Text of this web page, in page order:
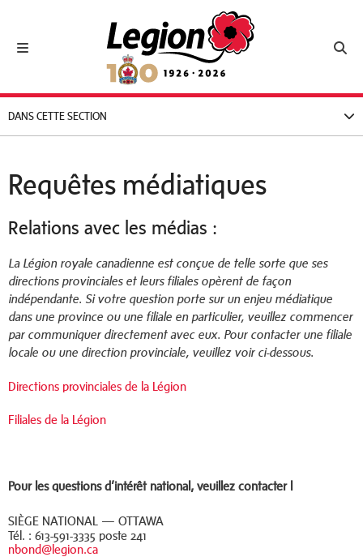
Toggle navigation
Royal Canadian Legion
DANS CETTE SECTION
Requêtes médiatiques
Relations avec les médias :
La Légion royale canadienne est conçue de telle sorte que ses
directions provinciales et leurs filiales opèrent de façon
indépendante. Si votre question porte sur un enjeu médiatique
dans une province ou une filiale en particulier, veuillez commencer
par communiquer directement avec eux. Pour contacter une filiale
locale ou une direction provinciale, veuillez voir ci-dessous.
Directions provinciales de la Légion
Filiales de la Légion
Pour les questions d’intérêt national, veuillez contacter l
SIÈGE NATIONAL — OTTAWA
Tél. : 613-591-3335 poste 241
nbond@legion.ca